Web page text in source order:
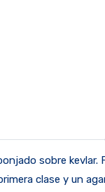
sobre
clase y un